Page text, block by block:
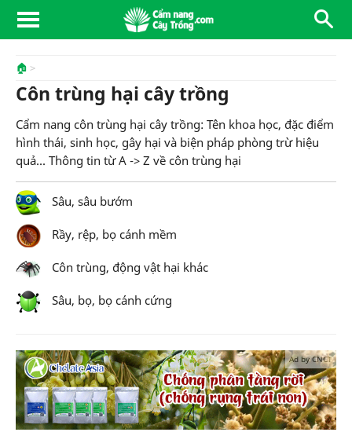
🏠
Côn trùng hại cây trồng
Cẩm nang côn trùng hại cây trồng: Tên khoa học, đặc điểm
hình thái, sinh học, gây hại và biện pháp phòng trừ hiệu
quả... Thông tin từ A -> Z về côn trùng hại
Sâu, sâu bướm
Rầy, rệp, bọ cánh mềm
Côn trùng, động vật hại khác
Sâu, bọ, bọ cánh cứng
Ad by CNCT